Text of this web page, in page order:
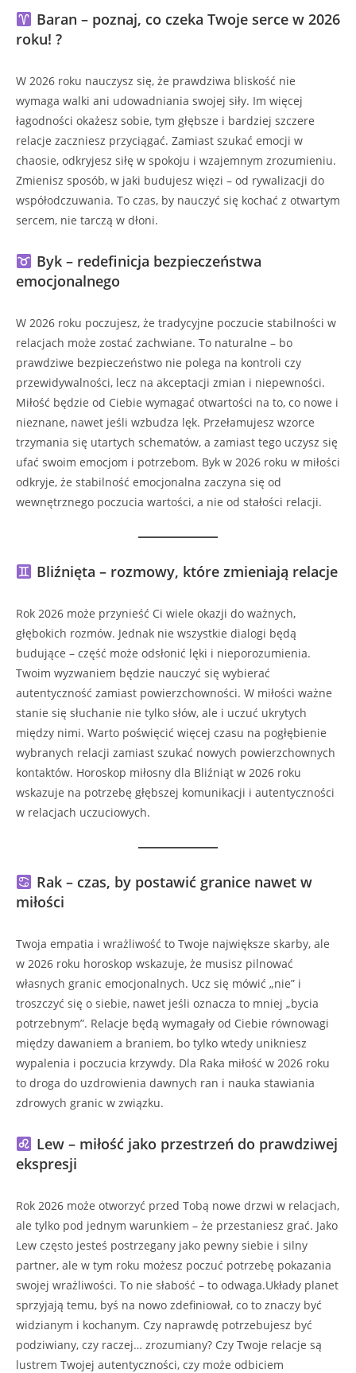
Baran – poznaj, co czeka Twoje serce w 2026
roku! ?
W 2026 roku nauczysz się, że prawdziwa bliskość nie
wymaga walki ani udowadniania swojej siły. Im więcej
łagodności okażesz sobie, tym głębsze i bardziej szczere
relacje zaczniesz przyciągać. Zamiast szukać emocji w
chaosie, odkryjesz siłę w spokoju i wzajemnym zrozumieniu.
Zmienisz sposób, w jaki budujesz więzi – od rywalizacji do
współodczuwania. To czas, by nauczyć się kochać z otwartym
sercem, nie tarczą w dłoni.
Byk – redefinicja bezpieczeństwa
emocjonalnego
W 2026 roku poczujesz, że tradycyjne poczucie stabilności w
relacjach może zostać zachwiane. To naturalne – bo
prawdziwe bezpieczeństwo nie polega na kontroli czy
przewidywalności, lecz na akceptacji zmian i niepewności.
Miłość będzie od Ciebie wymagać otwartości na to, co nowe i
nieznane, nawet jeśli wzbudza lęk. Przełamujesz wzorce
trzymania się utartych schematów, a zamiast tego uczysz się
ufać swoim emocjom i potrzebom. Byk w 2026 roku w miłości
odkryje, że stabilność emocjonalna zaczyna się od
wewnętrznego poczucia wartości, a nie od stałości relacji.
Bliźnięta – rozmowy, które zmieniają relacje
Rok 2026 może przynieść Ci wiele okazji do ważnych,
głębokich rozmów. Jednak nie wszystkie dialogi będą
budujące – część może odsłonić lęki i nieporozumienia.
Twoim wyzwaniem będzie nauczyć się wybierać
autentyczność zamiast powierzchowności. W miłości ważne
stanie się słuchanie nie tylko słów, ale i uczuć ukrytych
między nimi. Warto poświęcić więcej czasu na pogłębienie
wybranych relacji zamiast szukać nowych powierzchownych
kontaktów. Horoskop miłosny dla Bliźniąt w 2026 roku
wskazuje na potrzebę głębszej komunikacji i autentyczności
w relacjach uczuciowych.
Rak – czas, by postawić granice nawet w
miłości
Twoja empatia i wrażliwość to Twoje największe skarby, ale
w 2026 roku horoskop wskazuje, że musisz pilnować
własnych granic emocjonalnych. Ucz się mówić „nie” i
troszczyć się o siebie, nawet jeśli oznacza to mniej „bycia
potrzebnym”. Relacje będą wymagały od Ciebie równowagi
między dawaniem a braniem, bo tylko wtedy unikniesz
wypalenia i poczucia krzywdy. Dla Raka miłość w 2026 roku
to droga do uzdrowienia dawnych ran i nauka stawiania
zdrowych granic w związku.
Lew – miłość jako przestrzeń do prawdziwej
ekspresji
Rok 2026 może otworzyć przed Tobą nowe drzwi w relacjach,
ale tylko pod jednym warunkiem – że przestaniesz grać. Jako
Lew często jesteś postrzegany jako pewny siebie i silny
partner, ale w tym roku możesz poczuć potrzebę pokazania
swojej wrażliwości. To nie słabość – to odwaga.Układy planet
sprzyjają temu, byś na nowo zdefiniował, co to znaczy być
widzianym i kochanym. Czy naprawdę potrzebujesz być
podziwiany, czy raczej… zrozumiany? Czy Twoje relacje są
lustrem Twojej autentyczności, czy może odbiciem